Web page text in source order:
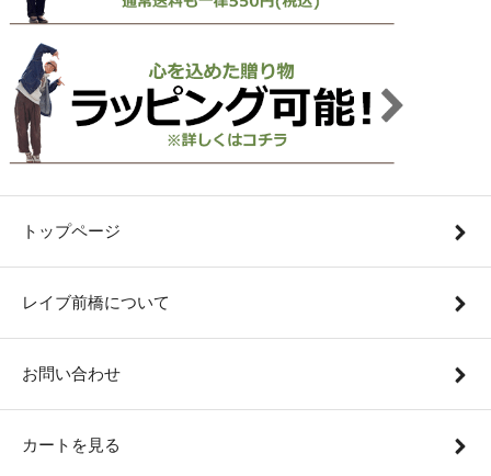
トップページ
レイブ前橋について
お問い合わせ
カートを見る